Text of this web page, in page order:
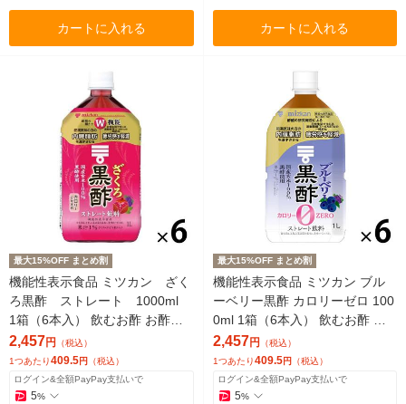
カートに入れる カートに入れる
最大15%OFF まとめ割
機能性表示食品 ミツカン ざく
ろ黒酢 ストレート 1000ml
1箱（6本入） 飲むお酢 お酢ド
リンク 国産玄米
2,457円
（税込）
1つあたり409.5円 （税込）
ログイン&全額PayPay支払いで
5%
最大15%OFF まとめ割
機能性表示食品 ミツカン ブル
ーベリー黒酢 カロリーゼロ 100
0ml 1箱（6本入） 飲むお酢 お
酢ドリンク
2,457円
（税込）
1つあたり409.5円 （税込）
ログイン&全額PayPay支払いで
5%